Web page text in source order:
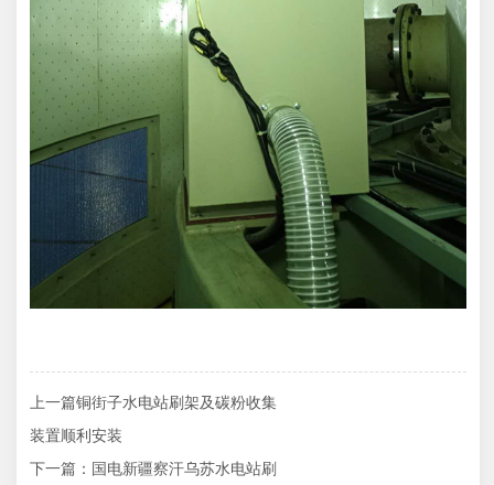
上一篇铜街子水电站刷架及碳粉收集
装置顺利安装
下一篇 ：国电新疆察汗乌苏水电站刷